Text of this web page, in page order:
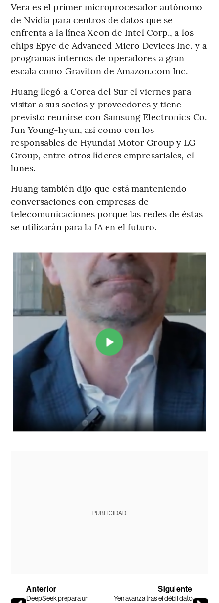
Vera es el primer microprocesador autónomo
de Nvidia para centros de datos que se
enfrenta a la línea Xeon de Intel Corp., a los
chips Epyc de Advanced Micro Devices Inc. y a
programas internos de operadores a gran
escala como Graviton de Amazon.com Inc.
Huang llegó a Corea del Sur el viernes para
visitar a sus socios y proveedores y tiene
previsto reunirse con Samsung Electronics Co.
Jun Young-hyun, así como con los
responsables de Hyundai Motor Group y LG
Group, entre otros líderes empresariales, el
lunes.
Huang también dijo que está manteniendo
conversaciones con empresas de
telecomunicaciones porque las redes de éstas
se utilizarán para la IA en el futuro.
PUBLICIDAD
Anterior
DeepSeek prepara un
Siguiente
Yen avanza tras el débil dato